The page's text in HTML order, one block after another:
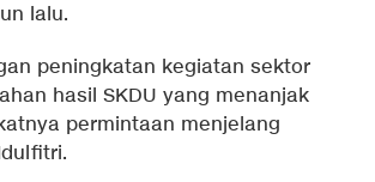
lalu.
peningkatan kegiatan sektor
hasil SKDU yang menanjak
permintaan menjelang